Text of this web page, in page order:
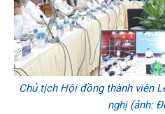
Chủ tịch Hội đồng thành viên
nghị (ảnh: